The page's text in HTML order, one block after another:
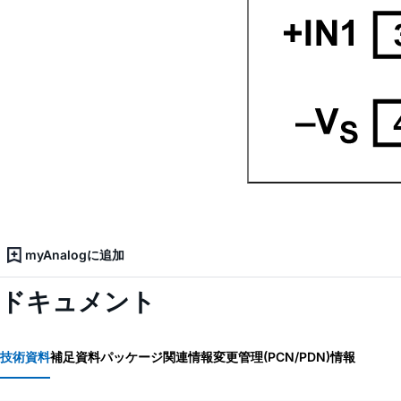
myAnalogに追加
ドキュメント
技術資料補足資料パッケージ関連情報変更管理(PCN/PDN)情報